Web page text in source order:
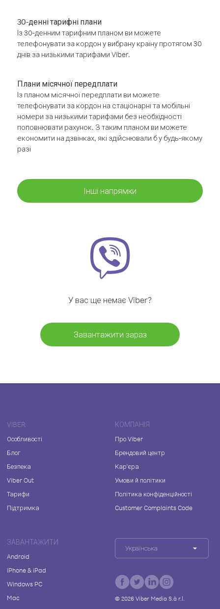
30-денні тарифні плани
Із 30-денним тарифним планом ви можете
телефонувати за кордон у вибрану країну протягом 30
днів за низькими тарифами Viber.
Плани місячної передплати
Із планом місячної передплати ви можете
телефонувати за кордон на стаціонарні та мобільні
номери за низькими тарифами без необхідності
поповнювати рахунок. З таким планом ви можете
економити на дзвінках, які здійснювали б у будь-якому
разі
Інші напрямки
У вас ще немає Viber?
Завантажити зараз
VIBER
Особливості
Блог
Безпека
Viber Out
Тарифи
Підтримка
КОМПАНІЯ
Про Viber
Брендовий центр
Кар'єра
Умови й політики
Політика конфіденційності
Customer Complaints Code
ЗАВАНТАЖИТИ
Android
iPhone & iPad
Windows PC
Mac
Українська
© 2026Viber Media S.à r.l.